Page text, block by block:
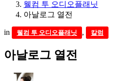
웰컴 투 오디오플래닛
아날로그 열전
in 웰컴 투 오디오플래닛 , 칼럼
아날로그 열전